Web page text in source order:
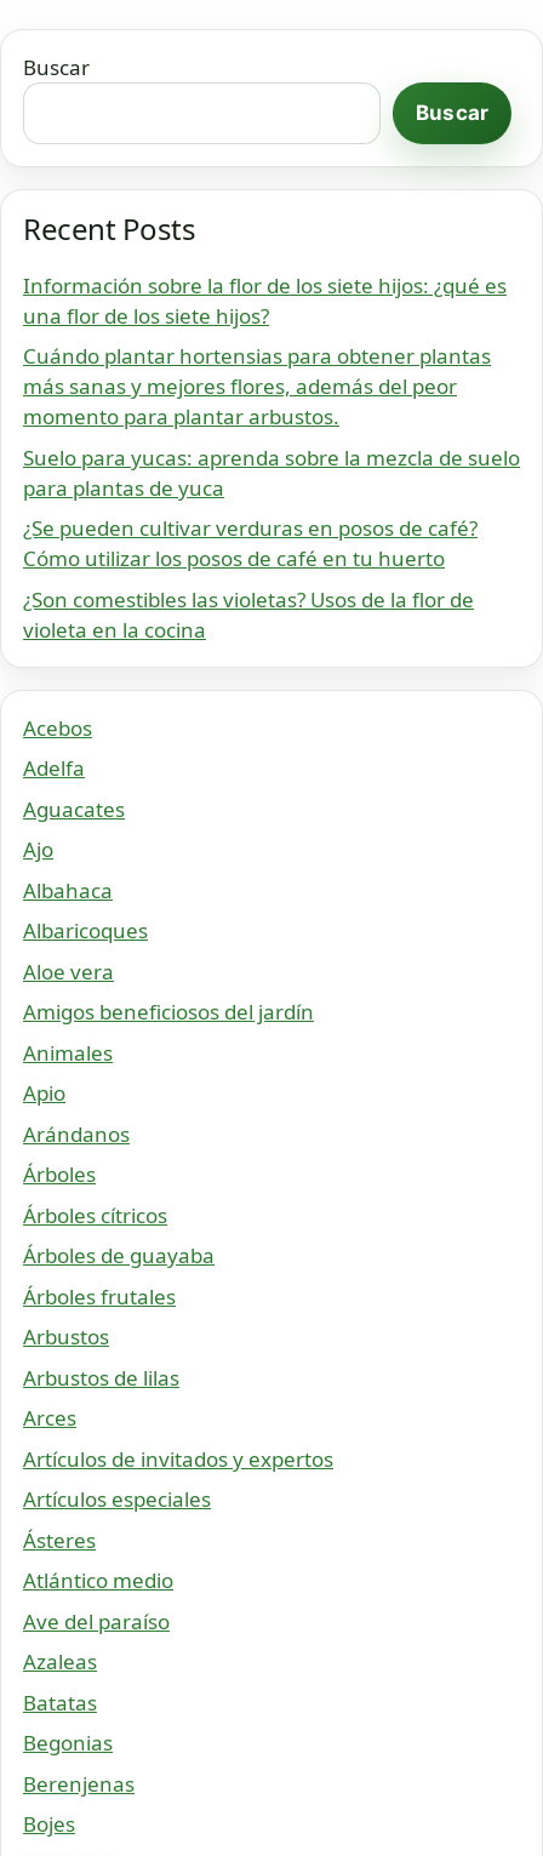
Buscar
Buscar
Recent Posts
Información sobre la flor de los siete hijos: ¿qué es
una flor de los siete hijos?
Cuándo plantar hortensias para obtener plantas
más sanas y mejores flores, además del peor
momento para plantar arbustos.
Suelo para yucas: aprenda sobre la mezcla de suelo
para plantas de yuca
¿Se pueden cultivar verduras en posos de café?
Cómo utilizar los posos de café en tu huerto
¿Son comestibles las violetas? Usos de la flor de
violeta en la cocina
Acebos
Adelfa
Aguacates
Ajo
Albahaca
Albaricoques
Aloe vera
Amigos beneficiosos del jardín
Animales
Apio
Arándanos
Árboles
Árboles cítricos
Árboles de guayaba
Árboles frutales
Arbustos
Arbustos de lilas
Arces
Artículos de invitados y expertos
Artículos especiales
Ásteres
Atlántico medio
Ave del paraíso
Azaleas
Batatas
Begonias
Berenjenas
Bojes